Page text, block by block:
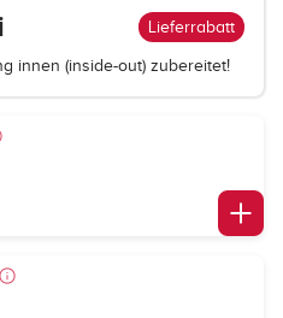
Lieferrabatt
innen (inside-out) zubereitet!